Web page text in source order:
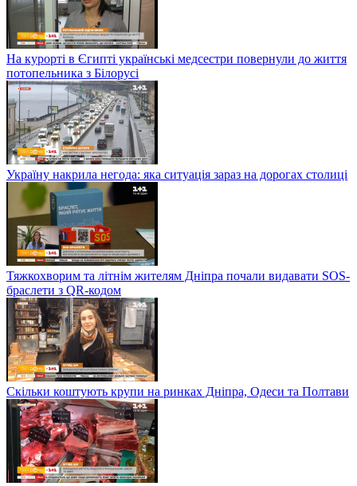
На курорті в Єгипті українські медсестри повернули до життя
потопельника з Білорусі
Україну накрила негода: яка ситуація зараз на дорогах столиці
Тяжкохворим та літнім жителям Дніпра почали видавати SOS-
браслети з QR-кодом
Скільки коштують крупи на ринках Дніпра, Одеси та Полтави